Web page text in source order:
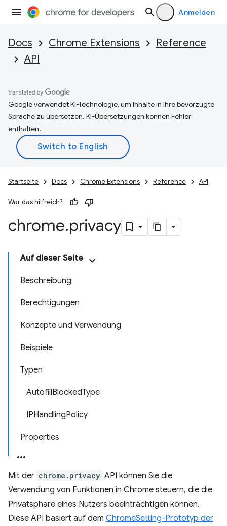
Anmelden
Docs Chrome Extensions
Reference
API
Google verwendet KI-Technologie, um Inhalte in Ihre bevorzugte
Sprache zu übersetzen. KI-Übersetzungen können Fehler
enthalten.
Startseite Docs Chrome Extensions Reference API
War das hilfreich?
chrome.privacy
Auf dieser Seite
Beschreibung
Berechtigungen
Konzepte und Verwendung
Beispiele
Typen
AutofillBlockedType
IPHandlingPolicy
Properties
Mit der chrome.privacy API können Sie die
Verwendung von Funktionen in Chrome steuern, die die
Privatsphäre eines Nutzers beeinträchtigen können.
Diese API basiert auf dem ChromeSetting-Prototyp der